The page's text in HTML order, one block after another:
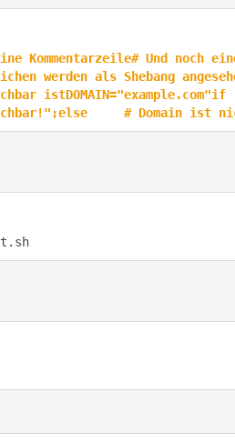
Kommentarzeile# Und noch
werden als Shebang
# Domain ist